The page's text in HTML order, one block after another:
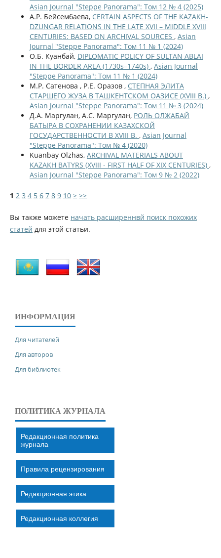
Asian Journal "Steppe Panorama": Том 12 № 4 (2025)
А.Р. Бейсембаева, CERTAIN ASPECTS OF THE KAZAKH-
DZUNGAR RELATIONS IN THE LATE XVII – MIDDLE XVIII
CENTURIES: BASED ON ARCHIVAL SOURCES , Asian
Journal "Steppe Panorama": Том 11 № 1 (2024)
О.Б. Куанбай, DIPLOMATIC POLICY OF SULTAN ABLAI
IN THE BORDER AREA (1730s–1740s) , Asian Journal
"Steppe Panorama": Том 11 № 1 (2024)
М.Р. Сатенова , Р.Е. Оразов , СТЕПНАЯ ЭЛИТА
СТАРШЕГО ЖУЗА В ТАШКЕНТСКОМ ОАЗИСЕ (XVIII В.) ,
Asian Journal "Steppe Panorama": Том 11 № 3 (2024)
Д.А. Маргулан, А.С. Маргулан, РОЛЬ ОЛЖАБАЙ
БАТЫРА В СОХРАНЕНИИ КАЗАХСКОЙ
ГОСУДАРСТВЕННОСТИ В XVIII В. , Asian Journal
"Steppe Panorama": Том № 4 (2020)
Kuanbay Olzhas, ARCHIVAL MATERIALS ABOUT
KAZAKH BATYRS (XVIII - FIRST HALF OF XIX CENTURIES) ,
Asian Journal "Steppe Panorama": Том 9 № 2 (2022)
1 2 3 4 5 6 7 8 9 10 > >>
Вы также можете начать расширеннвй поиск похожих
статей для этой статьи.
ИНФОРМАЦИЯ
Для читателей
Для авторов
Для библиотек
ПОЛИТИКА ЖУРНАЛА
Редакционная политика
журнала
Правила рецензирования
Редакционная этика
Редакционная коллегия